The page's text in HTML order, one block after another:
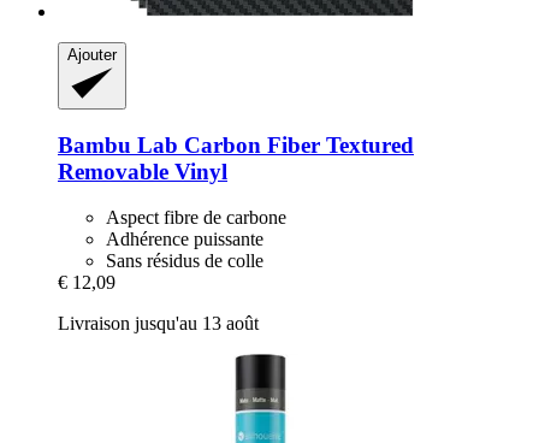
Ajouter
Bambu Lab Carbon Fiber Textured
Removable Vinyl
Aspect fibre de carbone
Adhérence puissante
Sans résidus de colle
€ 12,09
Livraison jusqu'au 13 août